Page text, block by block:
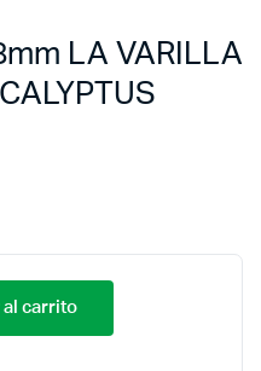
LA VARILLA
al carrito